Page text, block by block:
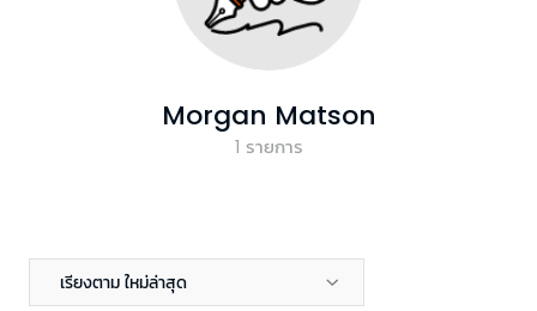
Morgan Matson
1 รายการ
เรียงตาม ใหม่ล่าสุด